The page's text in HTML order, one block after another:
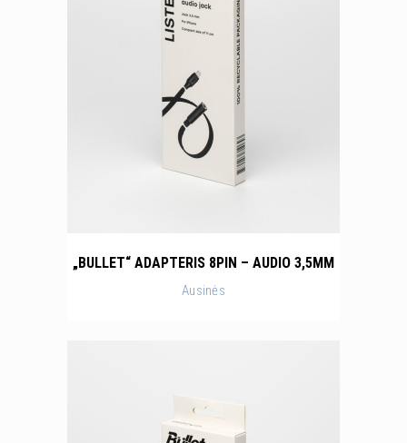
„BULLET“ ADAPTERIS 8PIN – AUDIO 3,5MM
Ausinės